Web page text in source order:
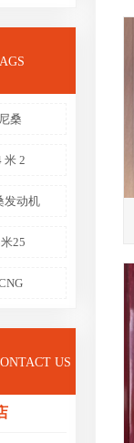
尼桑
米 2
发动机
25
US